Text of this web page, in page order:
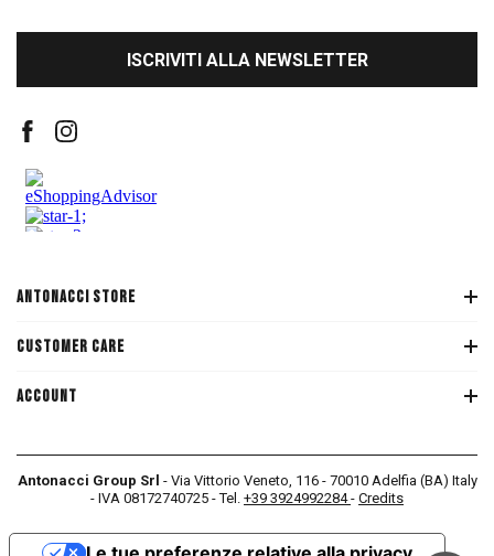
ISCRIVITI ALLA NEWSLETTER
ANTONACCI STORE
CUSTOMER CARE
ACCOUNT
Antonacci Group Srl - Via Vittorio Veneto, 116 - 70010 Adelfia (BA) Italy
- IVA 08172740725 - Tel. +39 3924992284- Credits